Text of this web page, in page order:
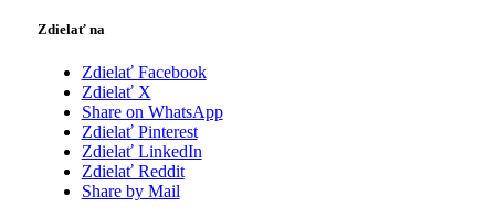
Zdielať na
Zdielať Facebook
Zdielať X
Share on WhatsApp
Zdielať Pinterest
Zdielať LinkedIn
Zdielať Reddit
Share by Mail